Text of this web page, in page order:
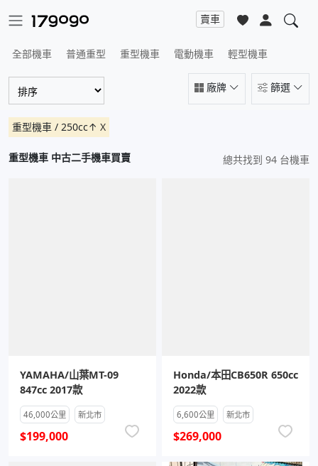
賣車
全部機車 普通重型 重型機車 電動機車 輕型機車
廠牌 篩選
重型機車 / 250cc↑ X
重型機車 中古二手機車買賣 總共找到 94 台機車
YAMAHA/山葉MT-09
847cc 2017款
46,000公里 新北市
$199,000
Honda/本田CB650R 650cc
2022款
6,600公里 新北市
$269,000